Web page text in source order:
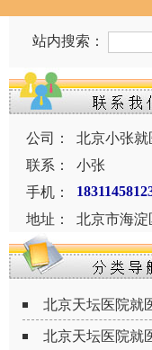
站内搜索：
公司：
北京小张
联系：
小张
手机：
地址： 北京市海淀
北京天坛医院就
北京天坛医院就